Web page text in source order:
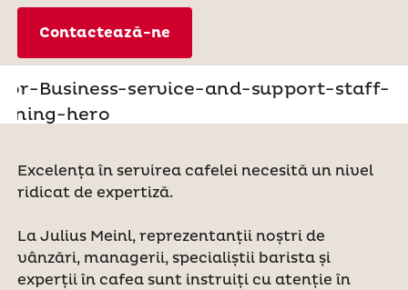
Contactează-ne
Excelența în servirea cafelei necesită un nivel
ridicat de expertiză.
La Julius Meinl, reprezentanții noștri de
vânzări, managerii, specialiștii barista și
experții în cafea sunt instruiți cu atenție în